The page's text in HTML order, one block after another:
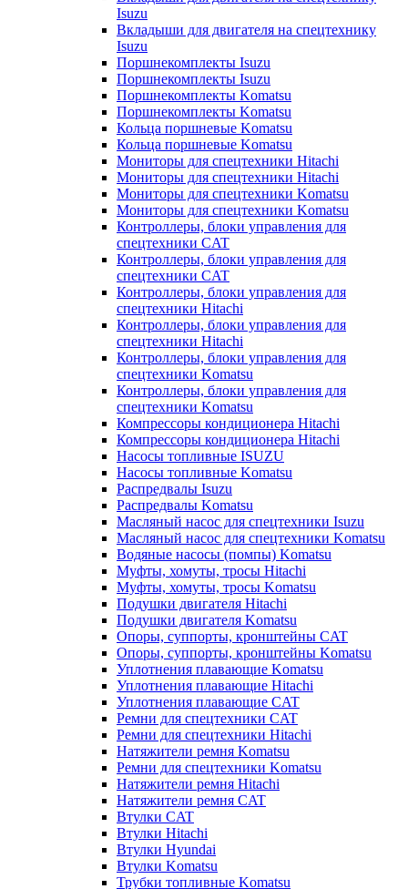
Isuzu
Вкладыши для двигателя на спецтехнику
Isuzu
Поршнекомплекты Isuzu
Поршнекомплекты Isuzu
Поршнекомплекты Komatsu
Поршнекомплекты Komatsu
Кольца поршневые Komatsu
Кольца поршневые Komatsu
Мониторы для спецтехники Hitachi
Мониторы для спецтехники Hitachi
Мониторы для спецтехники Komatsu
Мониторы для спецтехники Komatsu
Контроллеры, блоки управления для
спецтехники CAT
Контроллеры, блоки управления для
спецтехники CAT
Контроллеры, блоки управления для
спецтехники Hitachi
Контроллеры, блоки управления для
спецтехники Hitachi
Контроллеры, блоки управления для
спецтехники Komatsu
Контроллеры, блоки управления для
спецтехники Komatsu
Компрессоры кондиционера Hitachi
Компрессоры кондиционера Hitachi
Насосы топливные ISUZU
Насосы топливные Komatsu
Распредвалы Isuzu
Распредвалы Komatsu
Масляный насос для спецтехники Isuzu
Масляный насос для спецтехники Komatsu
Водяные насосы (помпы) Komatsu
Муфты, хомуты, тросы Hitachi
Муфты, хомуты, тросы Komatsu
Подушки двигателя Hitachi
Подушки двигателя Komatsu
Опоры, суппорты, кронштейны CAT
Опоры, суппорты, кронштейны Komatsu
Уплотнения плавающие Komatsu
Уплотнения плавающие Hitachi
Уплотнения плавающие CAT
Ремни для спецтехники CAT
Ремни для спецтехники Hitachi
Натяжители ремня Komatsu
Ремни для спецтехники Komatsu
Натяжители ремня Hitachi
Натяжители ремня CAT
Втулки CAT
Втулки Hitachi
Втулки Hyundai
Втулки Komatsu
Трубки топливные Komatsu